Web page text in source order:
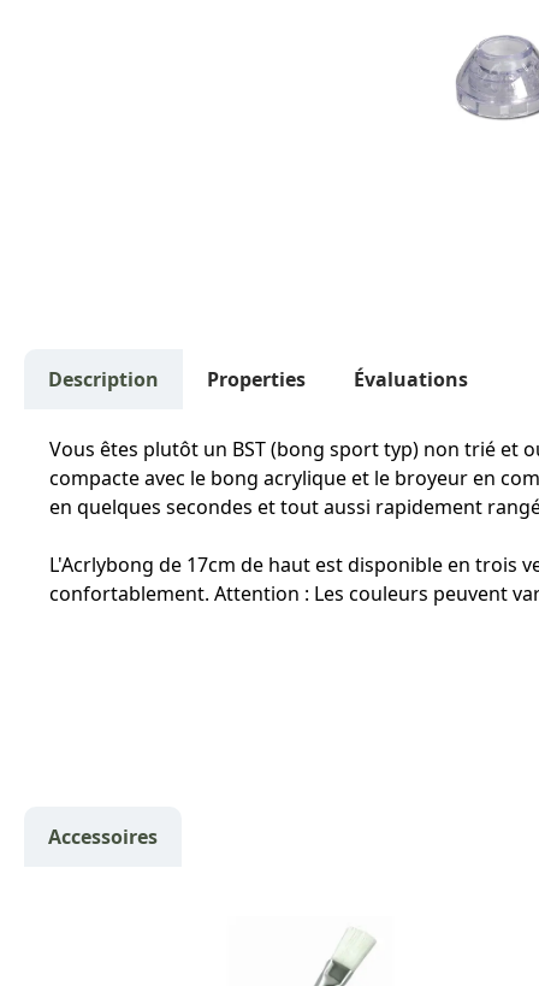
Description Properties Évaluations
Vous êtes plutôt un BST (bong sport typ) non trié et
compacte avec le bong acrylique et le broyeur en
en quelques secondes et tout aussi rapidement
L'Acrlybong de 17cm de haut est disponible en trois
confortablement. Attention : Les couleurs peuvent
Accessoires